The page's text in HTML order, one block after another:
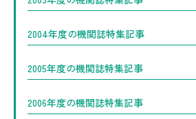
2004年度の機関誌特集記事
2005年度の機関誌特集記事
2006年度の機関誌特集記事